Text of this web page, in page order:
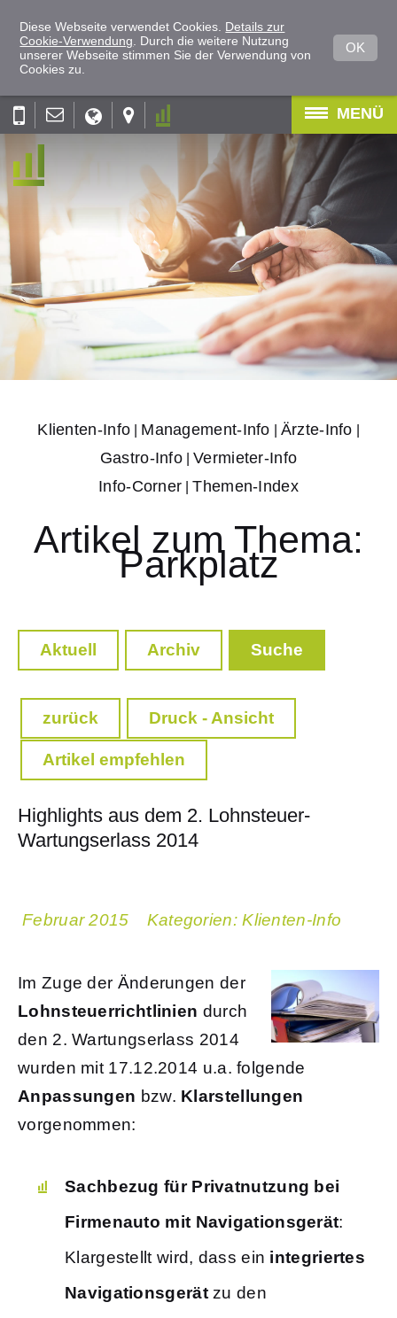
Diese Webseite verwendet Cookies. Details zur
Cookie-Verwendung . Durch die weitere Nutzung
unserer Webseite stimmen Sie der Verwendung von
Cookies zu.
OK
MENÜ
Klienten-Info Management-Info Ärzte-Info
Gastro-Info |Vermieter-Info
Info-Corner |Themen-Index
Artikel zum Thema:
Parkplatz
Aktuell Archiv Suche
zurück Druck - Ansicht
Artikel empfehlen
Highlights aus dem 2. Lohnsteuer-
Wartungserlass 2014
Februar 2015 Kategorien:Klienten-Info
Im Zuge der Änderungen der
Lohnsteuerrichtlinien durch
den 2. Wartungserlass 2014
wurden mit 17.12.2014 u.a. folgende
Anpassungen bzw. Klarstellungen
vorgenommen:
Sachbezug für Privatnutzung bei
Firmenauto mit Navigationsgerät:
Klargestellt wird, dass ein integriertes
Navigationsgerätzu den